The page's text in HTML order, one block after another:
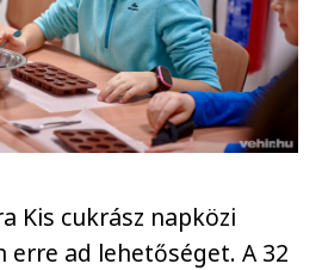
Kis cukrász napközi
erre ad lehetőséget. A 32